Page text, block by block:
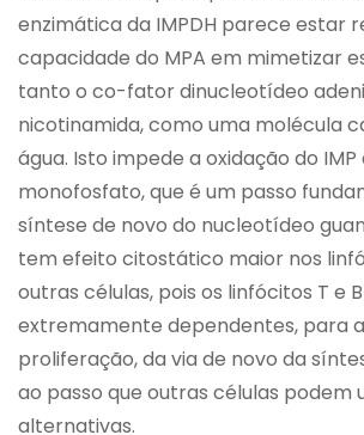
enzimática da IMPDH parece estar
capacidade do MPA em mimetizar
tanto o co-fator dinucleotídeo
nicotinamida, como uma molécula
água. Isto impede a oxidação do
monofosfato, que é um passo
síntese de novo do nucleotídeo
tem efeito citostático maior nos
outras células, pois os linfócitos T e
extremamente dependentes, para
proliferação, da via de novo da
ao passo que outras células podem
alternativas.